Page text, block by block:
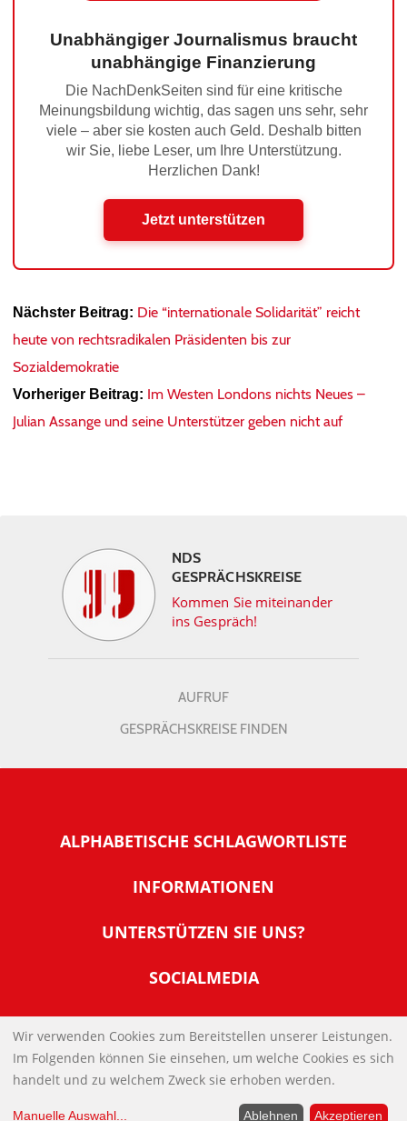
Unabhängiger Journalismus braucht
unabhängige Finanzierung
Die NachDenkSeiten sind für eine kritische
Meinungsbildung wichtig, das sagen uns sehr, sehr
viele – aber sie kosten auch Geld. Deshalb bitten
wir Sie, liebe Leser, um Ihre Unterstützung.
Herzlichen Dank!
Jetzt unterstützen
Nächster Beitrag: Die “internationale Solidarität” reicht
heute von rechtsradikalen Präsidenten bis zur
Sozialdemokratie
Vorheriger Beitrag: Im Westen Londons nichts Neues –
Julian Assange und seine Unterstützer geben nicht auf
NDS
GESPRÄCHSKREISE
Kommen Sie miteinander
ins Gespräch!
AUFRUF
GESPRÄCHSKREISE FINDEN
ALPHABETISCHE SCHLAGWORTLISTE
INFORMATIONEN
Warum NachDenkSeiten
Tipps zur Nutzung der NachDenkSeiten
Banner und E-Mail-Signaturen
Links
Kontakt
Impressum
UNTERSTÜTZEN SIE UNS?
Werden Sie Fördermitglied
Spenden Sie Online
SOCIALMEDIA
IMPRESSUM
DATENSCHUTZERKLÄRUNG
Wir verwenden Cookies zum Bereitstellen unserer Leistungen.
Im Folgenden können Sie einsehen, um welche Cookies es sich
handelt und zu welchem Zweck sie erhoben werden.
Manuelle Auswahl... Ablehnen Akzeptieren